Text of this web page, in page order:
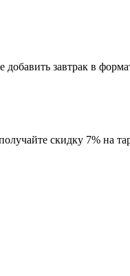
завтрак в
скидку 7% на